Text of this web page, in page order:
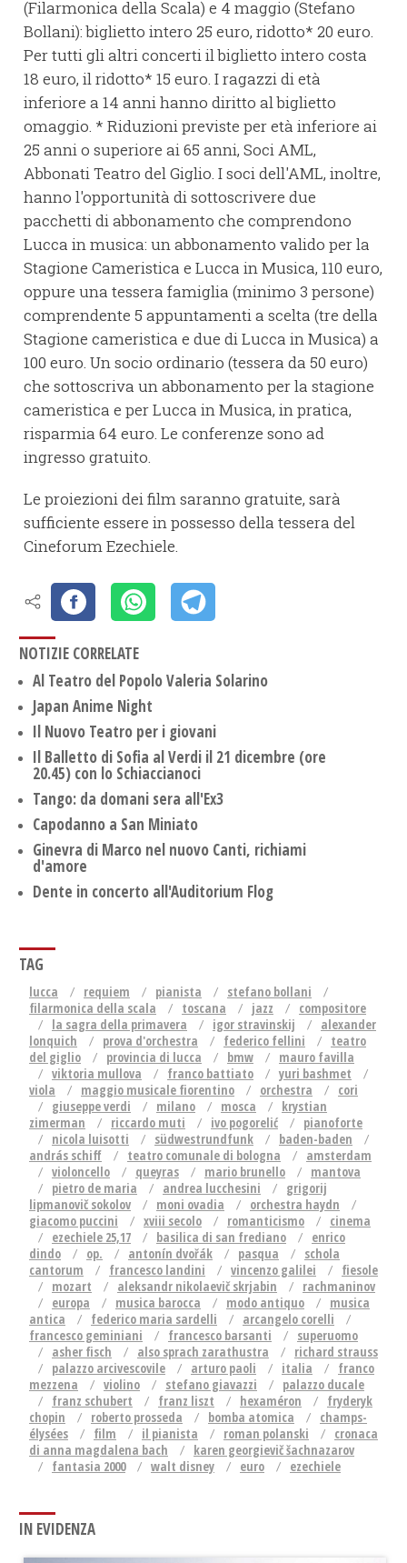
(Filarmonica della Scala) e 4 maggio (Stefano
Bollani): biglietto intero 25 euro, ridotto* 20 euro.
Per tutti gli altri concerti il biglietto intero costa
18 euro, il ridotto* 15 euro. I ragazzi di età
inferiore a 14 anni hanno diritto al biglietto
omaggio. * Riduzioni previste per età inferiore ai
25 anni o superiore ai 65 anni, Soci AML,
Abbonati Teatro del Giglio. I soci dell'AML, inoltre,
hanno l'opportunità di sottoscrivere due
pacchetti di abbonamento che comprendono
Lucca in musica: un abbonamento valido per la
Stagione Cameristica e Lucca in Musica, 110 euro,
oppure una tessera famiglia (minimo 3 persone)
comprendente 5 appuntamenti a scelta (tre della
Stagione cameristica e due di Lucca in Musica) a
100 euro. Un socio ordinario (tessera da 50 euro)
che sottoscriva un abbonamento per la stagione
cameristica e per Lucca in Musica, in pratica,
risparmia 64 euro. Le conferenze sono ad
ingresso gratuito.
Le proiezioni dei film saranno gratuite, sarà
sufficiente essere in possesso della tessera del
Cineforum Ezechiele.
NOTIZIE CORRELATE
Al Teatro del Popolo Valeria Solarino
Japan Anime Night
Il Nuovo Teatro per i giovani
Il Balletto di Sofia al Verdi il 21 dicembre (ore
20.45) con lo Schiaccianoci
Tango: da domani sera all'Ex3
Capodanno a San Miniato
Ginevra di Marco nel nuovo Canti, richiami
d'amore
Dente in concerto all'Auditorium Flog
TAG
lucca requiem pianista
stefano bollani
filarmonica della scala
toscana jazz
compositore
la sagra della primavera
igor stravinskij
alexander
lonquich
prova d'orchestra federico fellini
teatro
del giglio
provincia di lucca bmw
mauro favilla
viktoria mullova
franco battiato
yuri bashmet
viola
maggio musicale fiorentino orchestra
cori
giuseppe verdi
milano mosca
krystian
zimerman
riccardo muti ivo pogorelić
pianoforte
nicola luisotti
südwestrundfunk
baden-baden
andrás schiff
teatro comunale di bologna
amsterdam
violoncello
queyras mario brunello
mantova
pietro de maria
andrea lucchesini
grigorij
lipmanovič sokolov
moni ovadia
orchestra haydn
giacomo puccini
xviii secolo romanticismo
cinema
ezechiele 25,17
basilica di san frediano
enrico
dindo
op. antonín dvořák pasqua
schola
cantorum
francesco landini vincenzo galilei
fiesole
mozart
aleksandr nikolaevič skrjabin
rachmaninov
europa
musica barocca modo antiquo
musica
antica
federico maria sardelli
arcangelo corelli
francesco geminiani
francesco barsanti
superuomo
asher fisch
also sprach zarathustra
richard strauss
palazzo arcivescovile
arturo paoli italia
franco
mezzena
violino stefano giavazzi
palazzo ducale
franz schubert
franz liszt hexaméron
fryderyk
chopin
roberto prosseda bomba atomica
champs-
élysées
film il pianista roman polanski
cronaca
di anna magdalena bach
karen georgievič šachnazarov
fantasia 2000
walt disney euro ezechiele
IN EVIDENZA